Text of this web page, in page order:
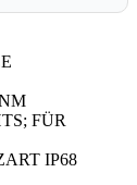
FÜR
IP68